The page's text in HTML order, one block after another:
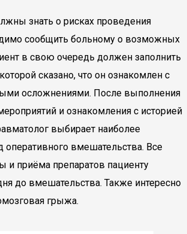
знать о рисках проведения
сообщить больному о возможных
в свою очередь должен заполнить
сказано, что он ознакомлен с
осложнениями. После выполнения
и ознакомления с историей
выбирает наиболее
оперативного вмешательства. Все
и приёма препаратов пациенту
до вмешательства. Также интересно
грыжа.